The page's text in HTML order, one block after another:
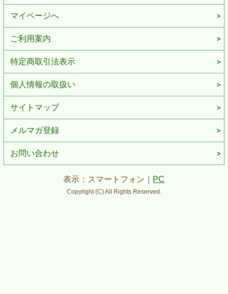
マイページへ
ご利用案内
特定商取引法表示
個人情報の取扱い
サイトマップ
メルマガ登録
お問い合わせ
表示：スマートフォン｜ PC
Copyright (C) All Rights Reserved.